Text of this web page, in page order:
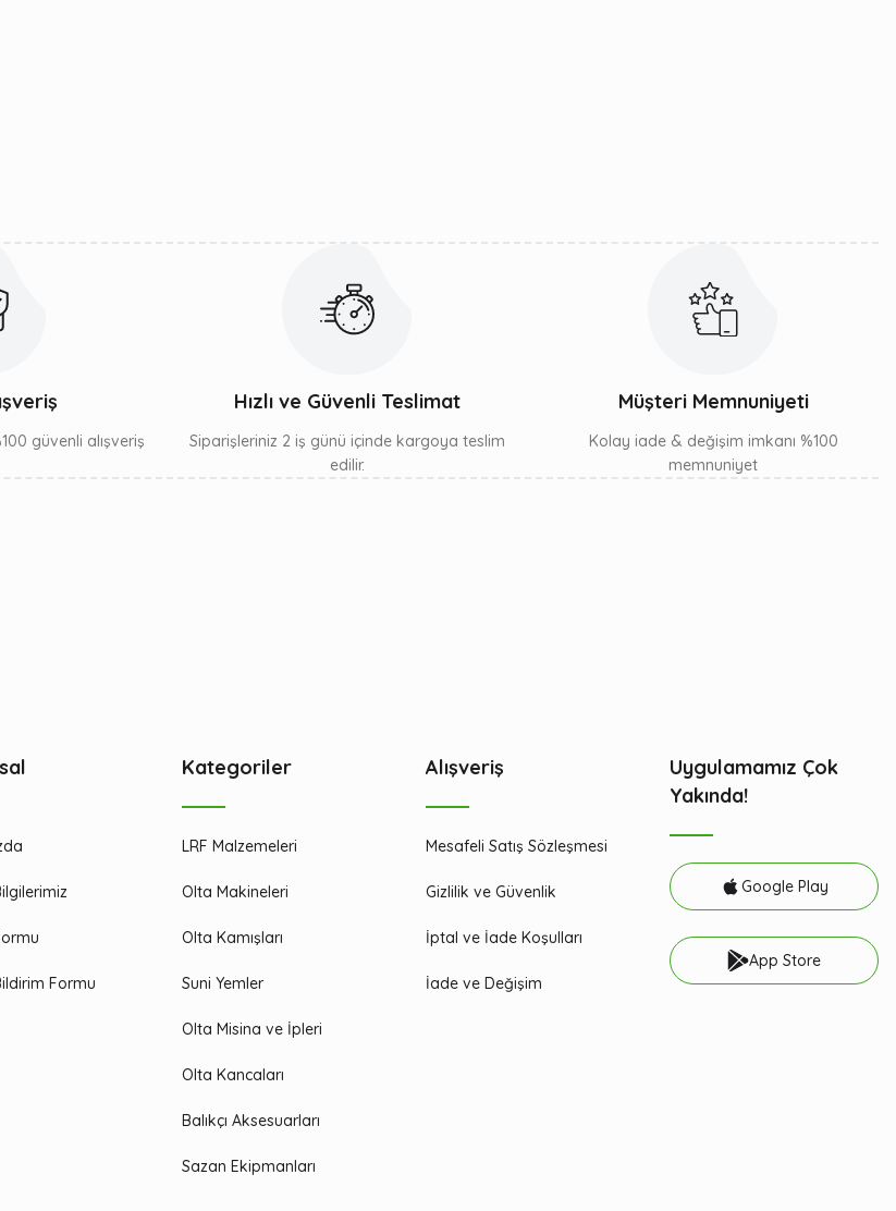
güvenli alışveriş
Hızlı ve Güvenli Teslimat
Siparişleriniz 2 iş günü içinde kargoya teslim
edilir.
Müşteri Memnuniyeti
Kolay iade & değişim imkanı %100
memnuniyet
Formu
Kategoriler
LRF Malzemeleri
Olta Makineleri
Olta Kamışları
Suni Yemler
Olta Misina ve İpleri
Olta Kancaları
Balıkçı Aksesuarları
Sazan Ekipmanları
Alışveriş
Mesafeli Satış Sözleşmesi
Gizlilik ve Güvenlik
İptal ve İade Koşulları
İade ve Değişim
Uygulamamız Çok
Yakında!
Google Play
App Store